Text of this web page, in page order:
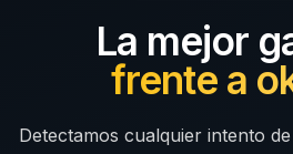
La mejor
frente a
Detectamos cualquier intento